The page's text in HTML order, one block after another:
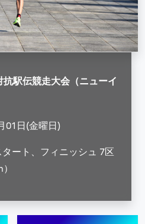
駅伝競走大会（ニューイ
01日(金曜日)
ート、フィニッシュ 7区